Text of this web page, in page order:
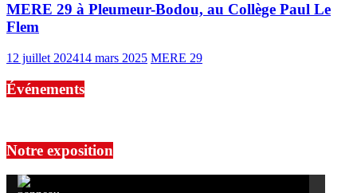
MERE 29 à Pleumeur-Bodou, au Collège Paul Le
Flem
12 juillet 202414 mars 2025 MERE 29
Événements
Notre exposition